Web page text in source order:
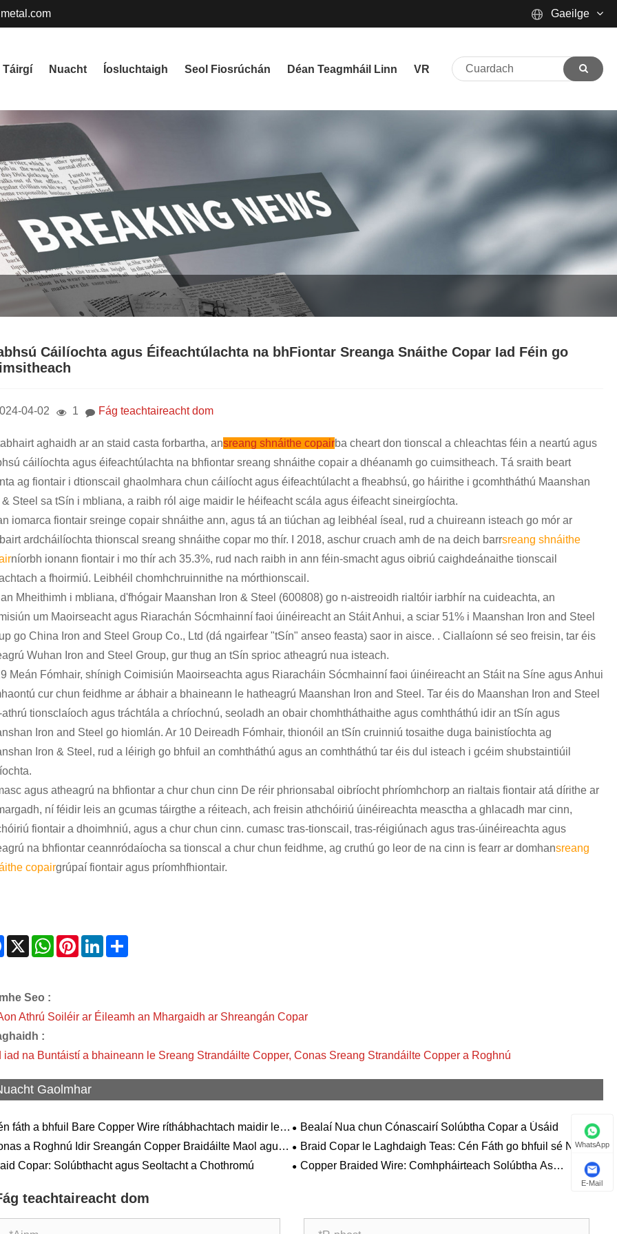
Gaeilge
Español
Deutsch
ภาษาไทย
Svenska
magyar
বাংলা ভাষার
Dansk
हिन्दी
Türkçe
Gaeilge
العربية
تمل
Burmese
български
ລາວ
Táirgí Nuacht Íosluchtaigh Seol Fiosrúchán Déan Teagmháil Linn VR
Cáilíochta agus Éifeachtúlachta na bhFiontar Sreanga Snáithe Copar Iad Féin go
04-02 1 Fág teachtaireacht dom
aghaidh ar an staid casta forbartha, ansreang shnáithe copairba cheart don tionscal a chleachtas féin a neartú agus
cáilíochta agus éifeachtúlachta na bhfiontar sreang shnáithe copair a dhéanamh go cuimsitheach. Tá sraith beart
ag fiontair i dtionscail ghaolmhara chun cáilíocht agus éifeachtúlacht a fheabhsú, go háirithe i gcomhtháthú Maanshan
& Steel sa tSín i mbliana, a raibh ról aige maidir le héifeacht scála agus éifeacht sineirgíochta.
iomarca fiontair sreinge copair shnáithe ann, agus tá an tiúchan ag leibhéal íseal, rud a chuireann isteach go mór ar
ardcháilíochta thionscal sreang shnáithe copar mo thír. I 2018, aschur cruach amh de na deich barrsreang shnáithe
níorbh ionann fiontair i mo thír ach 35.3%, rud nach raibh in ann féin-smacht agus oibriú caighdeánaithe tionscail
a fhoirmiú. Leibhéil chomhchruinnithe na mórthionscail.
Mheithimh i mbliana, d'fhógair Maanshan Iron & Steel (600808) go n-aistreoidh rialtóir iarbhír na cuideachta, an
um Maoirseacht agus Riarachán Sócmhainní faoi úinéireacht an Stáit Anhui, a sciar 51% i Maanshan Iron and Steel
go China Iron and Steel Group Co., Ltd (dá ngairfear "tSín" anseo feasta) saor in aisce. . Ciallaíonn sé seo freisin, tar éis
Wuhan Iron and Steel Group, gur thug an tSín sprioc atheagrú nua isteach.
Meán Fómhair, shínigh Coimisiún Maoirseachta agus Riaracháin Sócmhainní faoi úinéireacht an Stáit na Síne agus Anhui
cur chun feidhme ar ábhair a bhaineann le hatheagrú Maanshan Iron and Steel. Tar éis do Maanshan Iron and Steel
athrú tionsclaíoch agus tráchtála a chríochnú, seoladh an obair chomhtháthaithe agus comhtháthú idir an tSín agus
Iron and Steel go hiomlán. Ar 10 Deireadh Fómhair, thionóil an tSín cruinniú tosaithe duga bainistíochta ag
Iron & Steel, rud a léirigh go bhfuil an comhtháthú agus an comhtháthú tar éis dul isteach i gcéim shubstaintiúil
agus atheagrú na bhfiontar a chur chun cinn De réir phrionsabal oibríocht phríomhchorp an rialtais fiontair atá dírithe ar
ní féidir leis an gcumas táirgthe a réiteach, ach freisin athchóiriú úinéireachta measctha a ghlacadh mar cinn,
fiontair a dhoimhniú, agus a chur chun cinn. cumasc tras-tionscail, tras-réigiúnach agus tras-úinéireachta agus
na bhfiontar ceannródaíocha sa tionscal a chur chun feidhme, ag cruthú go leor de na cinn is fearr ar domhansreang
copairgrúpaí fiontair agus príomhfhiontair.
Facebook
X WhatsAppPinterestLinkedIn
Seo :
Athrú Soiléir ar Éileamh an Mhargaidh ar Shreangán Copar
:
iad na Buntáistí a bhaineann le Sreang Strandáilte Copper, Conas Sreang Strandáilte Copper a Roghnú
Gaolmhar
fáth a bhfuil Bare Copper Wire ríthábhachtach maidir le
Leictreach Nua-Aimseartha agus Nascacht Ard-
Bealaí Nua chun Cónascairí Solúbtha Copar a Úsáid
a Roghnú Idir Sreangán Copper Braidáilte Maol agus
Braid Copar le Laghdaigh Teas: Cén Fáth go bhfuil sé Níos
Áisiúla？
Copar: Solúbthacht agus Seoltacht a Chothromú
Copper Braided Wire: Comhpháirteach Solúbtha As
teachtaireacht dom
WhatsApp
E-Mail